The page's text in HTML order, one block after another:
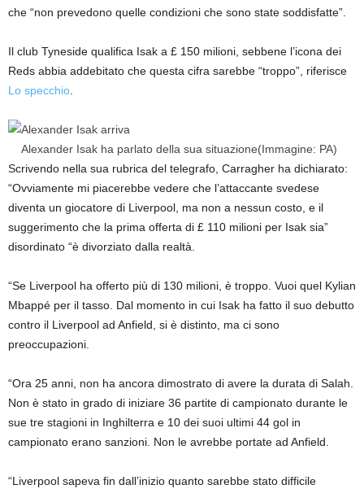
che “non prevedono quelle condizioni che sono state soddisfatte”.
Il club Tyneside qualifica Isak a £ 150 milioni, sebbene l’icona dei
Reds abbia addebitato che questa cifra sarebbe “troppo”, riferisce
Lo specchio
Alexander Isak ha parlato della sua situazione(Immagine: PA)
Scrivendo nella sua rubrica del telegrafo, Carragher ha dichiarato:
“Ovviamente mi piacerebbe vedere che l’attaccante svedese
diventa un giocatore di Liverpool, ma non a nessun costo, e il
suggerimento che la prima offerta di £ 110 milioni per Isak sia”
disordinato “è divorziato dalla realtà.
“Se Liverpool ha offerto più di 130 milioni, è troppo. Vuoi quel Kylian
Mbappé per il tasso. Dal momento in cui Isak ha fatto il suo debutto
contro il Liverpool ad Anfield, si è distinto, ma ci sono
preoccupazioni.
“Ora 25 anni, non ha ancora dimostrato di avere la durata di Salah.
Non è stato in grado di iniziare 36 partite di campionato durante le
sue tre stagioni in Inghilterra e 10 dei suoi ultimi 44 gol in
campionato erano sanzioni. Non le avrebbe portate ad Anfield.
“Liverpool sapeva fin dall’inizio quanto sarebbe stato difficile